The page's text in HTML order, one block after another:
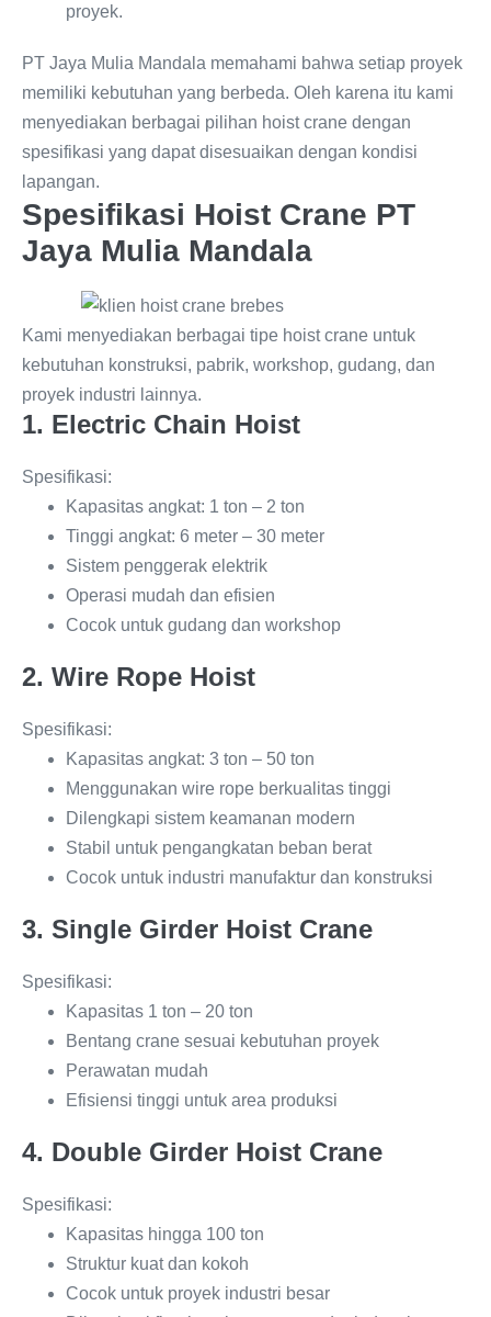
proyek.
PT Jaya Mulia Mandala memahami bahwa setiap proyek
memiliki kebutuhan yang berbeda. Oleh karena itu kami
menyediakan berbagai pilihan hoist crane dengan
spesifikasi yang dapat disesuaikan dengan kondisi
lapangan.
Spesifikasi Hoist Crane PT
Jaya Mulia Mandala
Kami menyediakan berbagai tipe hoist crane untuk
kebutuhan konstruksi, pabrik, workshop, gudang, dan
proyek industri lainnya.
1. Electric Chain Hoist
Spesifikasi:
Kapasitas angkat: 1 ton – 2 ton
Tinggi angkat: 6 meter – 30 meter
Sistem penggerak elektrik
Operasi mudah dan efisien
Cocok untuk gudang dan workshop
2. Wire Rope Hoist
Spesifikasi:
Kapasitas angkat: 3 ton – 50 ton
Menggunakan wire rope berkualitas tinggi
Dilengkapi sistem keamanan modern
Stabil untuk pengangkatan beban berat
Cocok untuk industri manufaktur dan konstruksi
3. Single Girder Hoist Crane
Spesifikasi:
Kapasitas 1 ton – 20 ton
Bentang crane sesuai kebutuhan proyek
Perawatan mudah
Efisiensi tinggi untuk area produksi
4. Double Girder Hoist Crane
Spesifikasi:
Kapasitas hingga 100 ton
Struktur kuat dan kokoh
Cocok untuk proyek industri besar